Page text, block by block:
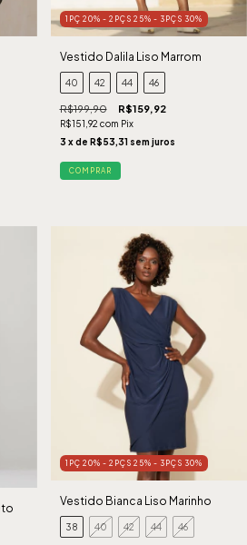
1PÇ 20% - 2PÇS 25% - 3PÇS 30%
Vestido Dalila Liso Marrom
40 42 44 46
R$199,90 R$159,92
R$151,92 com Pix
3 x de R$53,31 sem juros
COMPRAR
1PÇ 20% - 2PÇS 25% - 3PÇS 30%
Vestido Bianca Liso Marinho
38 40 42 44 46